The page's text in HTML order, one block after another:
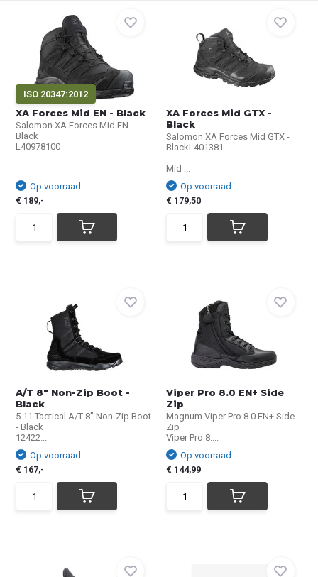
ISO 20347:2012
XA Forces Mid EN - Black
Salomon XA Forces Mid EN
Black
L40978100
Op voorraad
€ 189,-
XA Forces Mid GTX -
Black
Salomon XA Forces Mid GTX -
BlackL401381
Mid ...
Op voorraad
€ 179,50
A/T 8" Non-Zip Boot -
Black
5.11 Tactical A/T 8" Non-Zip Boot
- Black
12422...
Op voorraad
€ 167,-
Viper Pro 8.0 EN+ Side
Zip
Magnum Viper Pro 8.0 EN+ Side
Zip
Viper Pro 8....
Op voorraad
€ 144,99